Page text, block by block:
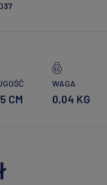
CM
WAGA
0,04 KG